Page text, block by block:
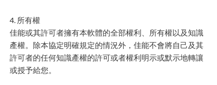
4. 所有權
佳能或其許可者擁有本軟體的全部權利、所有權以及知識
產權。除本協定明確規定的情況外，佳能不會將自己及其
許可者的任何知識產權的許可或者權利明示或默示地轉讓
或授予給您。